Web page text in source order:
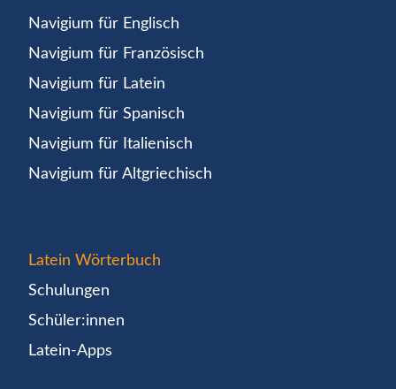
Navigium für Englisch
Navigium für Französisch
Navigium für Latein
Navigium für Spanisch
Navigium für Italienisch
Navigium für Altgriechisch
Latein Wörterbuch
Schulungen
Schüler:innen
Latein-Apps